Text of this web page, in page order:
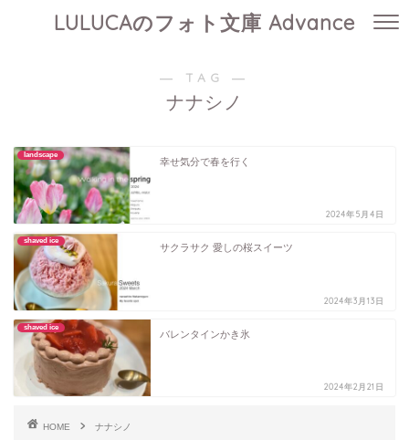
LULUCAのフォト文庫 Advance
― TAG ―
ナナシノ
landscape
幸せ気分で春を行く
2024年5月4日
shaved ice
サクラサク 愛しの桜スイーツ
2024年3月13日
shaved ice
バレンタインかき氷
2024年2月21日
HOME ナナシノ